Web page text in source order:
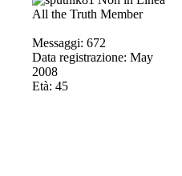
All the Truth Member
Messaggi: 672
Data registrazione: May
2008
Età: 45